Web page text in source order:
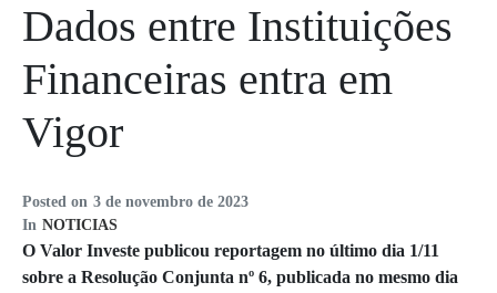
Posted on 3 de novembro de 2023
In NOTICIAS
Dados entre Instituições
Financeiras entra em
Vigor
O Valor Investe publicou reportagem no último dia 1/11
sobre a Resolução Conjunta nº 6, publicada no mesmo dia